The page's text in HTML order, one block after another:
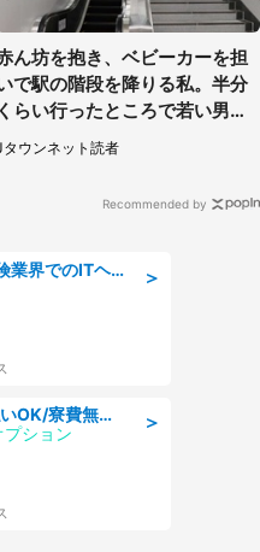
ん坊を抱き、ベビーカーを担
で駅の階段を降りる私。半分
くらい行ったところで若い男性
が...（埼玉県・50代女性）
タウンネット読者
Recommended by
＞
ヘルプデスク/外資系保険業界でのITヘルプデスク業務/駅近/即日勤務可/ヘルプデスク
＞
検品・検査/高収入/日払いOK/寮費無料/日勤/20・30・40代活躍中
ション